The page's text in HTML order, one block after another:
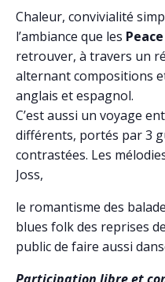
Chaleur, convivialité
l’ambiance que les
retrouver, à travers un
alternant compositions
anglais et espagnol.
C’est aussi un voyage
différents, portés par 3
contrastées. Les
Joss,
le romantisme des
blues folk des reprises
public de faire aussi